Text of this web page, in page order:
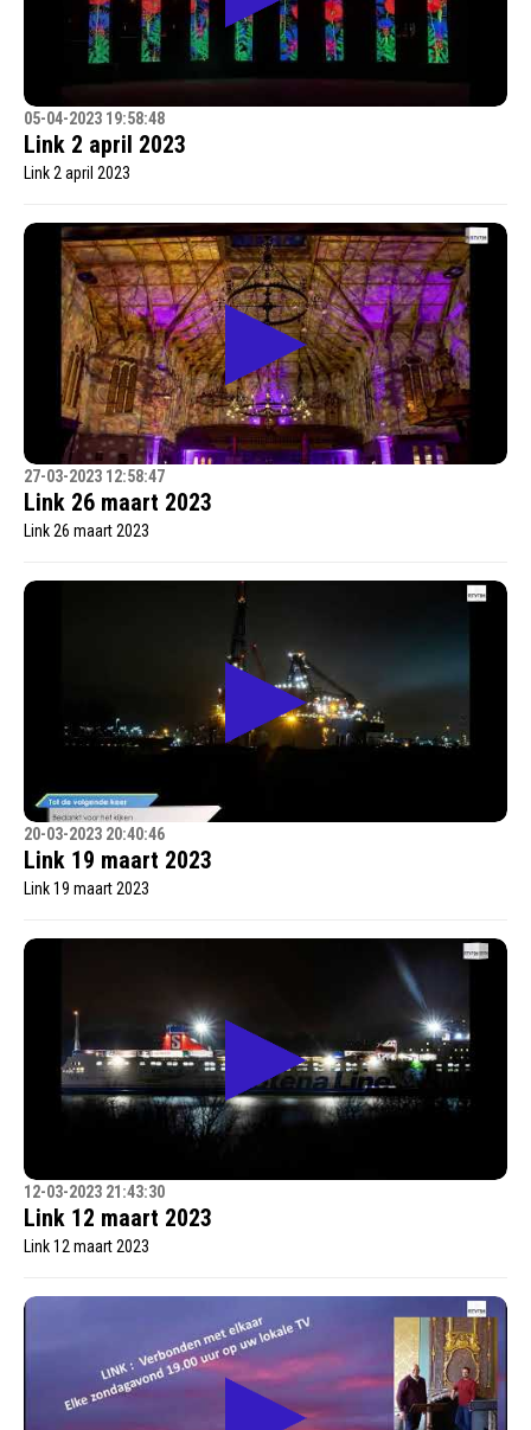
05-04-2023 19:58:48
Link 2 april 2023
Link 2 april 2023
27-03-2023 12:58:47
Link 26 maart 2023
Link 26 maart 2023
20-03-2023 20:40:46
Link 19 maart 2023
Link 19 maart 2023
12-03-2023 21:43:30
Link 12 maart 2023
Link 12 maart 2023